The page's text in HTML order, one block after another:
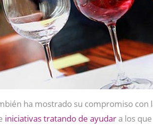
ha mostrado su compromiso con
iniciativas tratando de ayudar a los